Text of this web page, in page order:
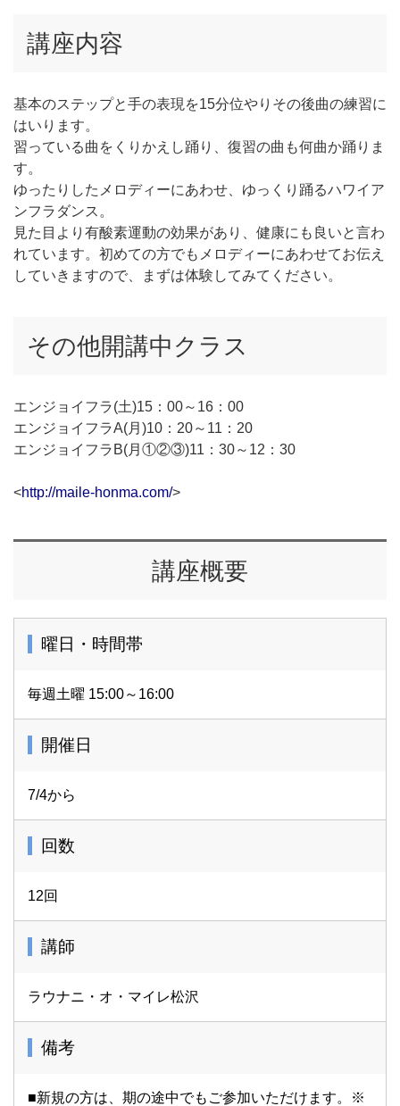
講座内容
基本のステップと手の表現を15分位やりその後曲の練習に
はいります。
習っている曲をくりかえし踊り、復習の曲も何曲か踊りま
す。
ゆったりしたメロディーにあわせ、ゆっくり踊るハワイア
ンフラダンス。
見た目より有酸素運動の効果があり、健康にも良いと言わ
れています。初めての方でもメロディーにあわせてお伝え
していきますので、まずは体験してみてください。
その他開講中クラス
エンジョイフラ(土)15：00～16：00
エンジョイフラA(月)10：20～11：20
エンジョイフラB(月①②③)11：30～12：30
<http://maile-honma.com/>
講座概要
曜日・時間帯
毎週土曜 15:00～16:00
開催日
7/4から
回数
12回
講師
ラウナニ・オ・マイレ松沢
備考
■新規の方は、期の途中でもご参加いただけます。※